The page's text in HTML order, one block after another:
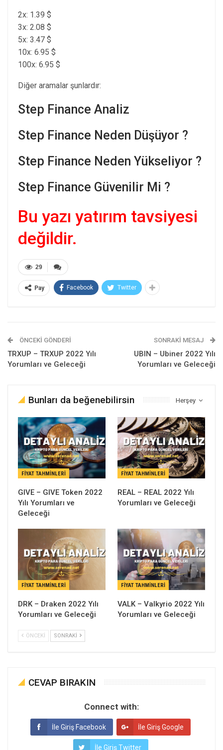
2x: 1.39 $
3x: 2.08 $
5x: 3.47 $
10x: 6.95 $
100x: 6.95 $
Diğer aramalar şunlardır:
Step Finance Analiz
Step Finance Neden Düşüyor ?
Step Finance Neden Yükseliyor ?
Step Finance Güvenilir Mi ?
Bu yazı yatırım tavsiyesi
değildir.
29
Pay Facebook Twitter
ÖNCEKI GÖNDERI
TRXUP – TRXUP 2022 Yılı
Yorumları ve Geleceği
SONRAKI MESAJ
UBIN – Ubiner 2022 Yılı
Yorumları ve Geleceği
Herşey
Bunları da beğenebilirsin
FIYAT TAHMINLERI
GIVE – GIVE Token 2022
Yılı Yorumları ve
Geleceği
FIYAT TAHMINLERI
REAL – REAL 2022 Yılı
Yorumları ve Geleceği
FIYAT TAHMINLERI
DRK – Draken 2022 Yılı
Yorumları ve Geleceği
FIYAT TAHMINLERI
VALK – Valkyrio 2022 Yılı
Yorumları ve Geleceği
ÖNCEKI SONRAKI
CEVAP BIRAKIN
Connect with:
İle Giriş Facebook İle Giriş Google
İle Giriş Twitter